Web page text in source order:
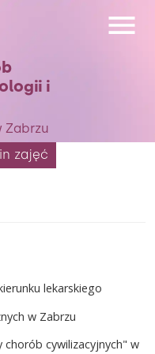
i
Zabrzu
zajęć
lekarskiego
w Zabrzu
cywilizacyjnych" w